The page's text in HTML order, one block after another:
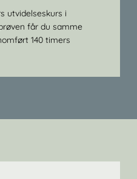
utvidelseskurs i
får du samme
140 timers